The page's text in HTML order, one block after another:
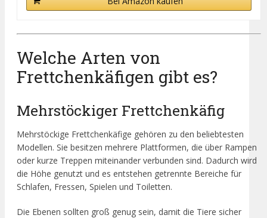
Welche Arten von
Frettchenkäfigen gibt es?
Mehrstöckiger Frettchenkäfig
Mehrstöckige Frettchenkäfige gehören zu den beliebtesten
Modellen. Sie besitzen mehrere Plattformen, die über Rampen
oder kurze Treppen miteinander verbunden sind. Dadurch wird
die Höhe genutzt und es entstehen getrennte Bereiche für
Schlafen, Fressen, Spielen und Toiletten.
Die Ebenen sollten groß genug sein, damit die Tiere sicher